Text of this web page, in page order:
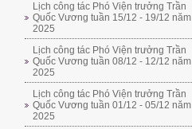
Lịch công tác Phó Viện trưởng Trần
Quốc Vương tuần 15/12 - 19/12 năm
2025
Lịch công tác Phó Viện trưởng Trần
Quốc Vương tuần 08/12 - 12/12 năm
2025
Lịch công tác Phó Viện trưởng Trần
Quốc Vương tuần 01/12 - 05/12 năm
2025